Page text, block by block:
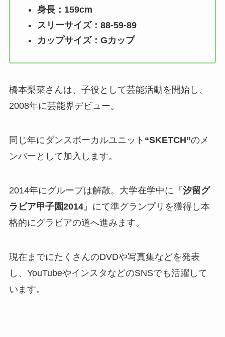
身長：159cm
スリーサイズ：88-59-89
カップサイズ：Gカップ
橋本梨菜さんは、子役として芸能活動を開始し、
2008年に芸能界デビュー。
同じ年にダンスボーカルユニット “SKETCH”のメ
ンバーとして加入します。
2014年にグループは解散。大学在学中に『汐留グ
ラビア甲子園2014』にて準グランプリを獲得し本
格的にグラビアの道へ進みます。
現在までにたくさんのDVDや写真集などを発表
し、YouTubeやインスタなどのSNSでも活躍して
います。